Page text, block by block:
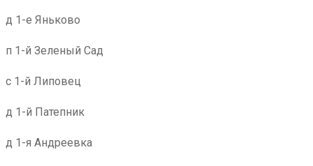
д 1-е Яньково
п 1-й Зеленый Сад
с 1-й Липовец
д 1-й Патепник
д 1-я Андреевка